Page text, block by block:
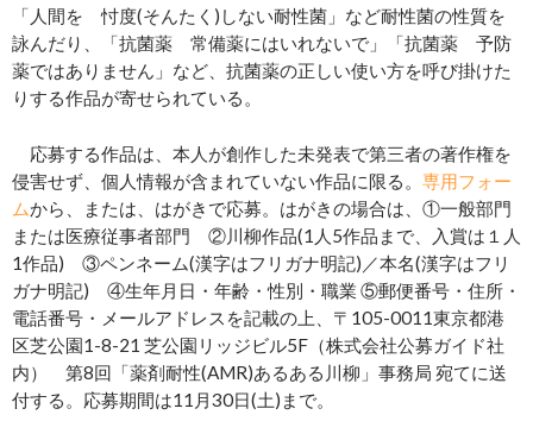
「人間を 忖度(そんたく)しない耐性菌」など耐性菌の性質を
詠んだり、「抗菌薬 常備薬にはいれないで」「抗菌薬 予防
薬ではありません」など、抗菌薬の正しい使い方を呼び掛けた
りする作品が寄せられている。
応募する作品は、本人が創作した未発表で第三者の著作権を
侵害せず、個人情報が含まれていない作品に限る。 専用フォー
ムから、または、はがきで応募。はがきの場合は、①一般部門
または医療従事者部門 ②川柳作品(1人5作品まで、入賞は１人
1作品) ③ペンネーム(漢字はフリガナ明記)／本名(漢字はフリ
ガナ明記) ④生年月日・年齢・性別・職業 ⑤郵便番号・住所・
電話番号・メールアドレスを記載の上、〒105-0011東京都港
区芝公園1-8-21 芝公園リッジビル5F（株式会社公募ガイド社
内） 第8回「薬剤耐性(AMR)あるある川柳」事務局 宛てに送
付する。応募期間は11月30日(土)まで。